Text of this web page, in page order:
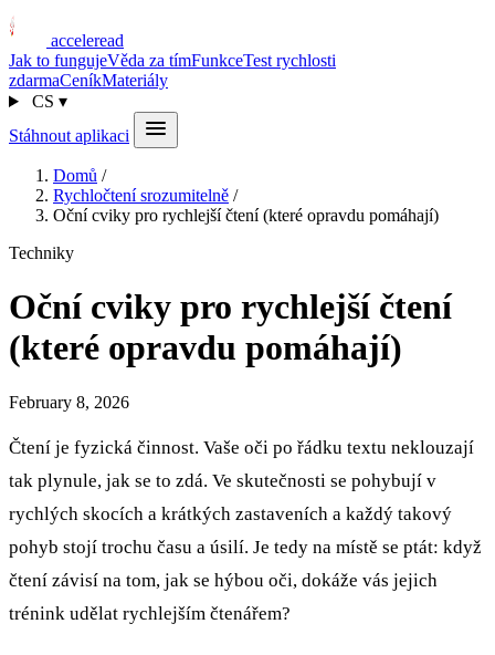
acceleread
Jak to fungujeVěda za tímFunkceTest rychlosti
zdarmaCeníkMateriály
CS ▾
Stáhnout aplikaci
Domů /
Rychločtení srozumitelně /
Oční cviky pro rychlejší čtení (které opravdu pomáhají)
Techniky
Oční cviky pro rychlejší čtení
(které opravdu pomáhají)
February 8, 2026
Čtení je fyzická činnost. Vaše oči po řádku textu neklouzají
tak plynule, jak se to zdá. Ve skutečnosti se pohybují v
rychlých skocích a krátkých zastaveních a každý takový
pohyb stojí trochu času a úsilí. Je tedy na místě se ptát: když
čtení závisí na tom, jak se hýbou oči, dokáže vás jejich
trénink udělat rychlejším čtenářem?